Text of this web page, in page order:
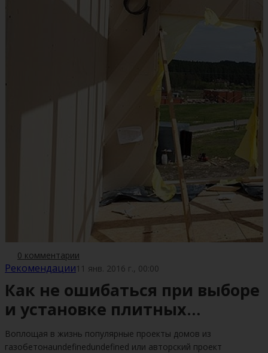
0 комментарии
Рекомендации11 янв. 2016 г., 00:00
Как не ошибаться при выборе
и установке плитных
перекрытий
Воплощая в жизнь популярные проекты домов из
газобетонаundefinedundefined или авторский проект